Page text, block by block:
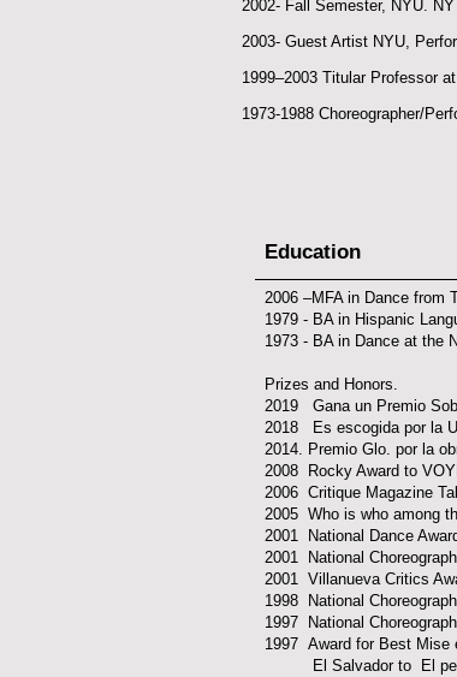
2002- Fall Semester, NYU.
2003- Guest Artist NYU,
1999–2003 Titular Professor
1973-1988 Choreographer/
Education
2006 –MFA in Dance from
1979 - BA in Hispanic
1973 - BA in Dance at the
Prizes and Honors.
2019 Gana un Premio
2018 Es escogida por la
2014. Premio Glo. por la
2008 Rocky Award to
2006 Critique Magazine
2005 Who is who among
2001 National Dance
2001 National
2001 Villanueva Critics
1998 National
1997 National
1997 Award for Best Mise
El Salvador to El pez